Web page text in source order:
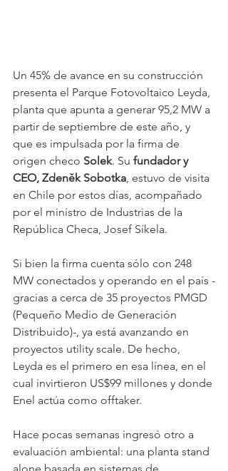
Un 45% de avance en su construcción
presenta el Parque Fotovoltaico Leyda,
planta que apunta a generar 95,2 MW a
partir de septiembre de este año, y
que es impulsada por la firma de
origen checo Solek. Su fundador y
CEO, Zdeněk Sobotka, estuvo de visita
en Chile por estos días, acompañado
por el ministro de Industrias de la
República Checa, Josef Síkela.
Si bien la firma cuenta sólo con 248
MW conectados y operando en el país -
gracias a cerca de 35 proyectos PMGD
(Pequeño Medio de Generación
Distribuido)-, ya está avanzando en
proyectos utility scale. De hecho,
Leyda es el primero en esa línea, en el
cual invirtieron US$99 millones y donde
Enel actúa como offtaker.
Hace pocas semanas ingresó otro a
evaluación ambiental: una planta stand